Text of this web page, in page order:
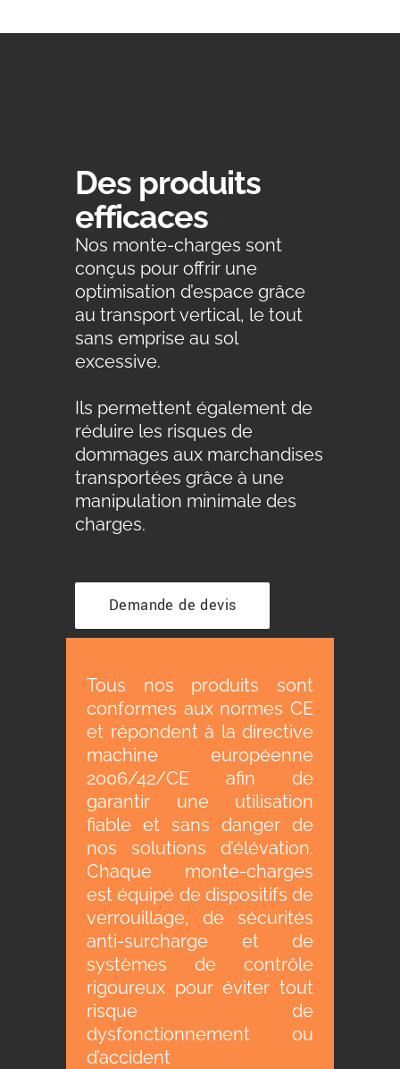
Des produits
efficaces
Nos monte-charges sont
conçus pour offrir une
optimisation d’espace grâce
au transport vertical, le tout
sans emprise au sol
excessive.
Ils permettent également de
réduire les risques de
dommages aux marchandises
transportées grâce à une
manipulation minimale des
charges.
Demande de devis
Tous nos produits sont
conformes aux normes CE
et répondent à la directive
machine européenne
2006/42/CE afin de
garantir une utilisation
fiable et sans danger de
nos solutions d’élévation.
Chaque monte-charges
est équipé de dispositifs de
verrouillage, de sécurités
anti-surcharge et de
systèmes de contrôle
rigoureux pour éviter tout
risque de
dysfonctionnement ou
d’accident